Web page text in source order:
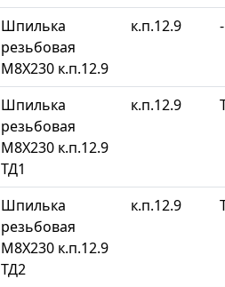
Шпилька
резьбовая
М8Х230 к.п.12.9
к.п.12.9 -
Шпилька
резьбовая
М8Х230 к.п.12.9
ТД1
к.п.12.9
Шпилька
резьбовая
М8Х230 к.п.12.9
ТД2
к.п.12.9